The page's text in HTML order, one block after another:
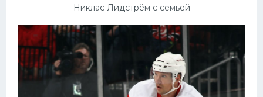
Никлас Лидстрём с семьей